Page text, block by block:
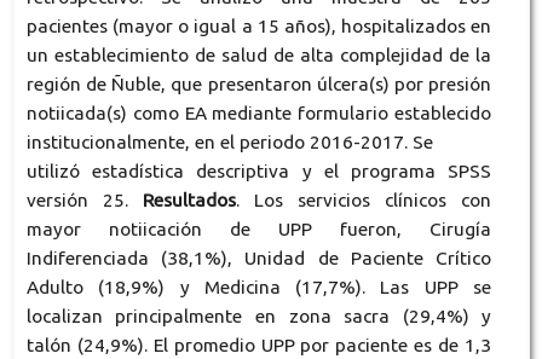
pacientes (mayor o igual a 15 años), hospitalizados en
un establecimiento de salud de alta complejidad de la
región de Ñuble, que presentaron úlcera(s) por presión
notiicada(s) como EA mediante formulario establecido
institucionalmente, en el periodo 2016-2017. Se
utilizó estadística descriptiva y el programa SPSS
versión 25. Resultados. Los servicios clínicos con
mayor notiicación de UPP fueron, Cirugía
Indiferenciada (38,1%), Unidad de Paciente Crítico
Adulto (18,9%) y Medicina (17,7%). Las UPP se
localizan principalmente en zona sacra (29,4%) y
talón (24,9%). El promedio UPP por paciente es de 1,3